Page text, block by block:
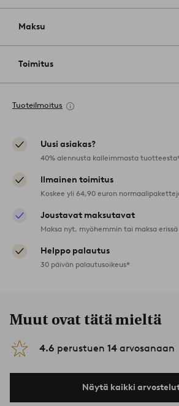
Maksu
Toimitus
Tuoteilmoitus
Uusi asiakas?
40% alennusta kalleimmasta
Ilmainen toimitus
Koskee yli 64,90 euron
Joustavat maksutavat
Maksa nyt, myöhemmin tai maksa erissä
Helppo palautus
30 päivän palautusoikeus*
Muut ovat tätä mieltä
4.6 perustuen 14 arvosanaan
Näytä kaikki